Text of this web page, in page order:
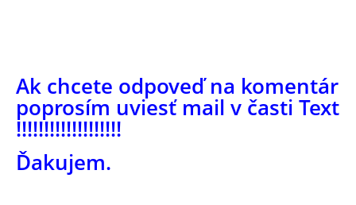
Ak chcete odpoveď na komentár
poprosím uviesť mail v časti Text
!!!!!!!!!!!!!!!!!!!
Ďakujem.